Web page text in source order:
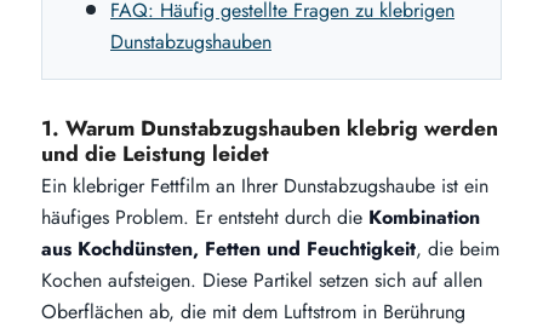
FAQ: Häufig gestellte Fragen zu klebrigen
Dunstabzugshauben
1. Warum Dunstabzugshauben klebrig werden
und die Leistung leidet
Ein klebriger Fettfilm an Ihrer Dunstabzugshaube ist ein
häufiges Problem. Er entsteht durch die Kombination
aus Kochdünsten, Fetten und Feuchtigkeit, die beim
Kochen aufsteigen. Diese Partikel setzen sich auf allen
Oberflächen ab, die mit dem Luftstrom in Berührung